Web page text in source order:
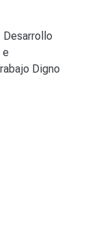
Desarrollo
e
Digno